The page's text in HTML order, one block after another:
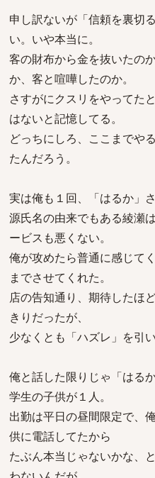
申し訳ないが「信頼を裏切
い。いや本当に。
客の財布から金を抜いたの
か、客と喧嘩したのか。
さすがにクスリをやってた
はないと記憶してる。
どっちにしろ、ここまでや
たんだろう。
実は俺も１回、「はるか」
源氏名の由来でもある綾瀬
ービスも悪くない。
俺が攻めたら普通に感じて
までさせてくれた。
店の告知通り、期待したほ
きりだったが、
少なくとも「ハズレ」を引
俺と話した限りじゃ「はる
学生の子供が１人。
出勤は平日の昼間限定で、
供に電話してたから
たぶん本当じゃないかな、